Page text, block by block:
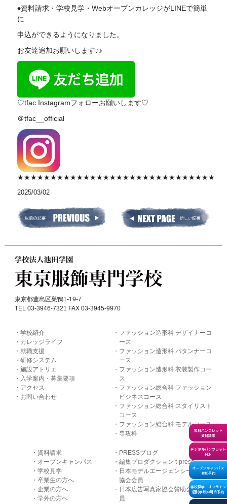
♦資料請求・学校見学・WebオープンカレッジがLINEで簡単
に
申込ができるようになりました。
お友達追加お願いします♪♪
♡tfac Instagramフォローお願いします♡
＠tfac__official
★★★★★★★★★★★★★★★★★★★★★★★★★★★★★★
2025/03/02
東京都豊島区巣鴨1-19-7
TEL 03-3946-7321 FAX 03-3945-9970
学校紹介
カレッジライフ
就職支援
研修システム
施設アトリエ
入学案内・募集要項
アクセス
お問い合わせ
ファッション造形科 デザイナーコ
ース
ファッション造形科 パタンナーコ
ース
ファッション造形科 衣装製作コー
ス
ファッション総合科 ファッション
ビジネスコース
ファッション総合科 スタイリスト
コース
ファッション総合科 モデルコース
専攻科
資料請求
オープンキャンパス
学校見学
卒業生の方へ
企業の方へ
学外の方へ
PRESSブログ
編集プロダクション t-press
日本モデルエージェンシー
協会会員
日本広告写真家協会賛助会
員
無料パンフレット
資料請求
デジタルパンフレット
PDF
オープンキャンパス
参加予約
学校見学・オンライン
個別学校説明会予約